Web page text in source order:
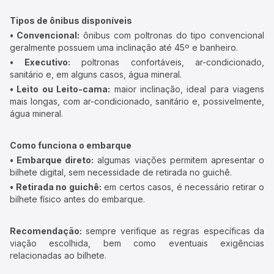
Tipos de ônibus disponíveis
• Convencional: ônibus com poltronas do tipo convencional
geralmente possuem uma inclinação até 45º e banheiro.
• Executivo: poltronas confortáveis, ar-condicionado,
sanitário e, em alguns casos, água mineral.
• Leito ou Leito-cama: maior inclinação, ideal para viagens
mais longas, com ar-condicionado, sanitário e, possivelmente,
água mineral.
Como funciona o embarque
• Embarque direto: algumas viações permitem apresentar o
bilhete digital, sem necessidade de retirada no guichê.
• Retirada no guichê: em certos casos, é necessário retirar o
bilhete físico antes do embarque.
Recomendação: sempre verifique as regras específicas da
viação escolhida, bem como eventuais exigências
relacionadas ao bilhete.